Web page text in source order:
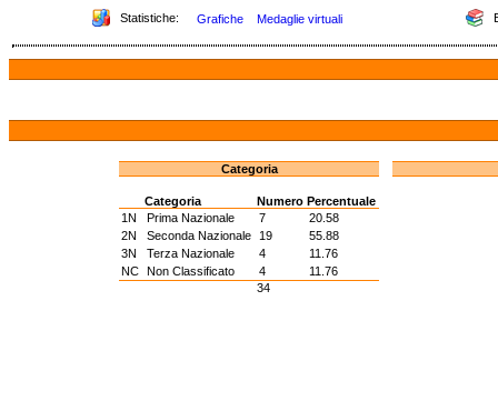
Statistiche: Grafiche Medaglie virtuali
Categoria
Categoria Numero Percentuale
1N
Prima Nazionale 7
20.58
2N
Seconda Nazionale 19
55.88
3N
Terza Nazionale 4
11.76
NC Non Classificato 4
11.76
34